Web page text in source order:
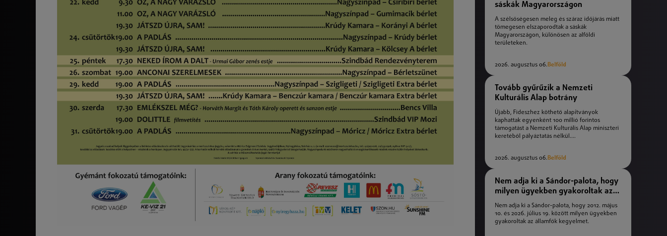
sáskák Magyarországon
A szélsőségesen meleg és száraz időjárás miatt
tömegesen elszaporodtak a sáskák
Magyarországon, különösen az alföldi
területeken.
2026. augusztus 06.Belföld
Tovább gyűrűzik a Nemzeti
Kulturális Alap botrány
Újabb, Fideszhez köthető alapítványok
kaphattak egyenként 100 millió forintos
támogatást a Nemzeti Kulturális Alap miniszteri
keretéből pályáztatás nélkül....
2026. augusztus 06.Belföld
Nem adja ki a Sándor-palota, hogy
milyen ügyekben gyakoroltak az
államfők kegyelmet
Nem adja ki a Sándor-palota, hogy 2012. május
10. és 2026. július 19. között milyen ügyekben
gyakoroltak az államfők kegyelmet.